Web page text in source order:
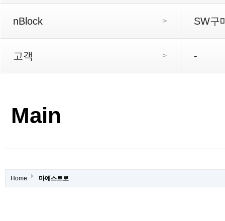
>
nBlock SW구
>
고객 -
Main
Home 마에스트로